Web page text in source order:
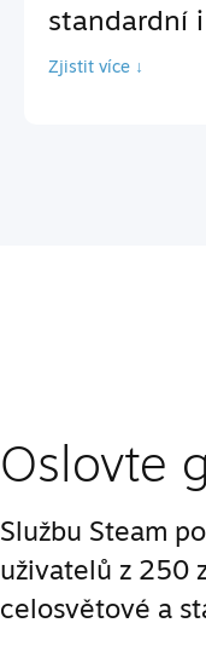
standardní
Zjistit více ↓
Oslovte
Službu Steam
uživatelů z 250
celosvětové a